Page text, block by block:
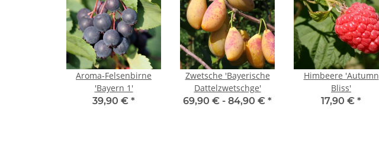
Aroma-Felsenbirne
'Bayern 1'
39,90 € *
Zwetsche 'Bayerische
Dattelzwetschge'
69,90 € - 84,90 € *
Himbeere 'Autumn
Bliss'
17,90 € *